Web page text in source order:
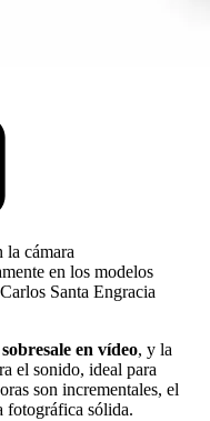
la cámara
en los modelos
Santa Engracia
en vídeo, y la
el sonido, ideal para
son incrementales, el
fotográfica sólida.